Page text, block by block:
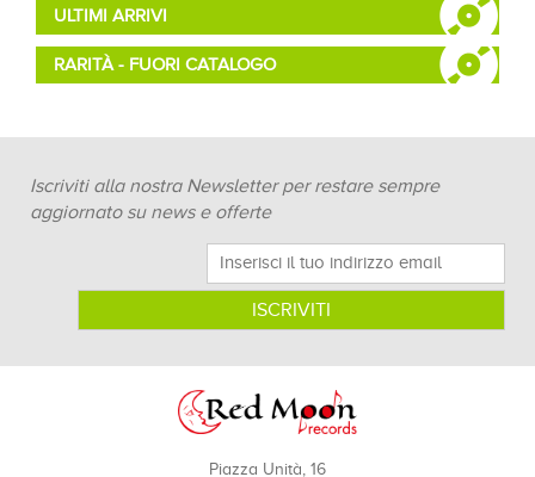
ULTIMI ARRIVI
RARITÀ - FUORI CATALOGO
Iscriviti alla nostra Newsletter per restare sempre
aggiornato su news e offerte
Piazza Unità, 16